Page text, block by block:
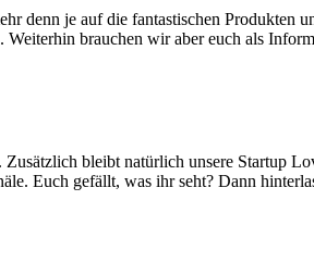
denn je auf die fantastischen Produkten
brauchen wir aber euch als
bleibt natürlich unsere Startup
Euch gefällt, was ihr seht? Dann